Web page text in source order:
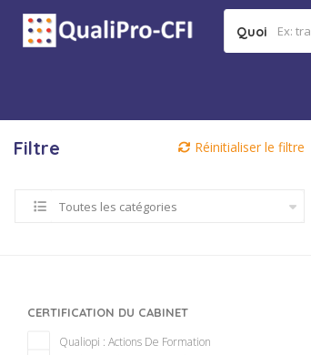
Quoi
Filtre Réinitialiser le filtre
Toutes les catégories
CERTIFICATION DU CABINET
Qualiopi : Actions De Formation